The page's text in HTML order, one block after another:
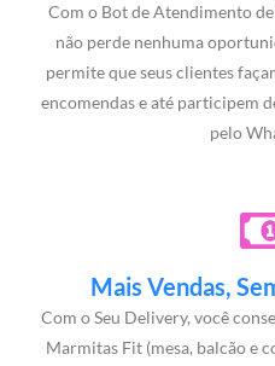
Com o Bot de Atendimento
não perde nenhuma
permite que seus clientes
encomendas e até participem
pelo
Mais Vendas,
Com o Seu Delivery, você
Marmitas Fit (mesa, balcão e